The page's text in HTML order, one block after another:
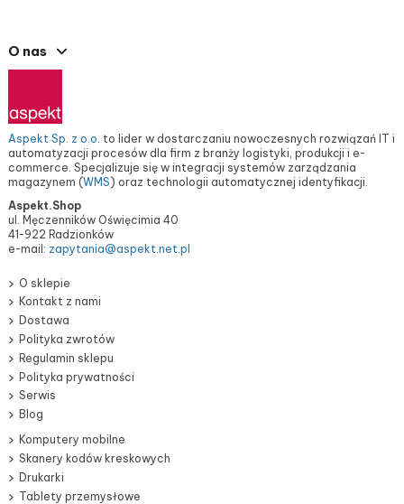
O nas
Aspekt Sp. z o.o. to lider w dostarczaniu nowoczesnych rozwiązań IT i
automatyzacji procesów dla firm z branży logistyki, produkcji i e-
commerce. Specjalizuje się w integracji systemów zarządzania
magazynem (WMS) oraz technologii automatycznej identyfikacji.
Aspekt.Shop
ul. Męczenników Oświęcimia 40
41-922 Radzionków
e-mail: zapytania@aspekt.net.pl
O sklepie
Kontakt z nami
Dostawa
Polityka zwrotów
Regulamin sklepu
Polityka prywatności
Serwis
Blog
Komputery mobilne
Skanery kodów kreskowych
Drukarki
Tablety przemysłowe